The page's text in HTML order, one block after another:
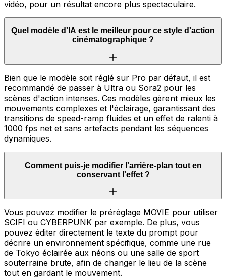
vidéo, pour un résultat encore plus spectaculaire.
Quel modèle d'IA est le meilleur pour ce style d'action
cinématographique ?
Bien que le modèle soit réglé sur Pro par défaut, il est
recommandé de passer à Ultra ou Sora2 pour les
scènes d'action intenses. Ces modèles gèrent mieux les
mouvements complexes et l'éclairage, garantissant des
transitions de speed-ramp fluides et un effet de ralenti à
1000 fps net et sans artefacts pendant les séquences
dynamiques.
Comment puis-je modifier l'arrière-plan tout en
conservant l'effet ?
Vous pouvez modifier le préréglage MOVIE pour utiliser
SCIFI ou CYBERPUNK par exemple. De plus, vous
pouvez éditer directement le texte du prompt pour
décrire un environnement spécifique, comme une rue
de Tokyo éclairée aux néons ou une salle de sport
souterraine brute, afin de changer le lieu de la scène
tout en gardant le mouvement.